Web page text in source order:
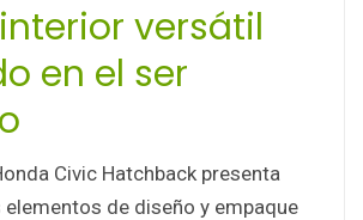
versátil
en el ser
Civic Hatchback presenta
de diseño y empaque